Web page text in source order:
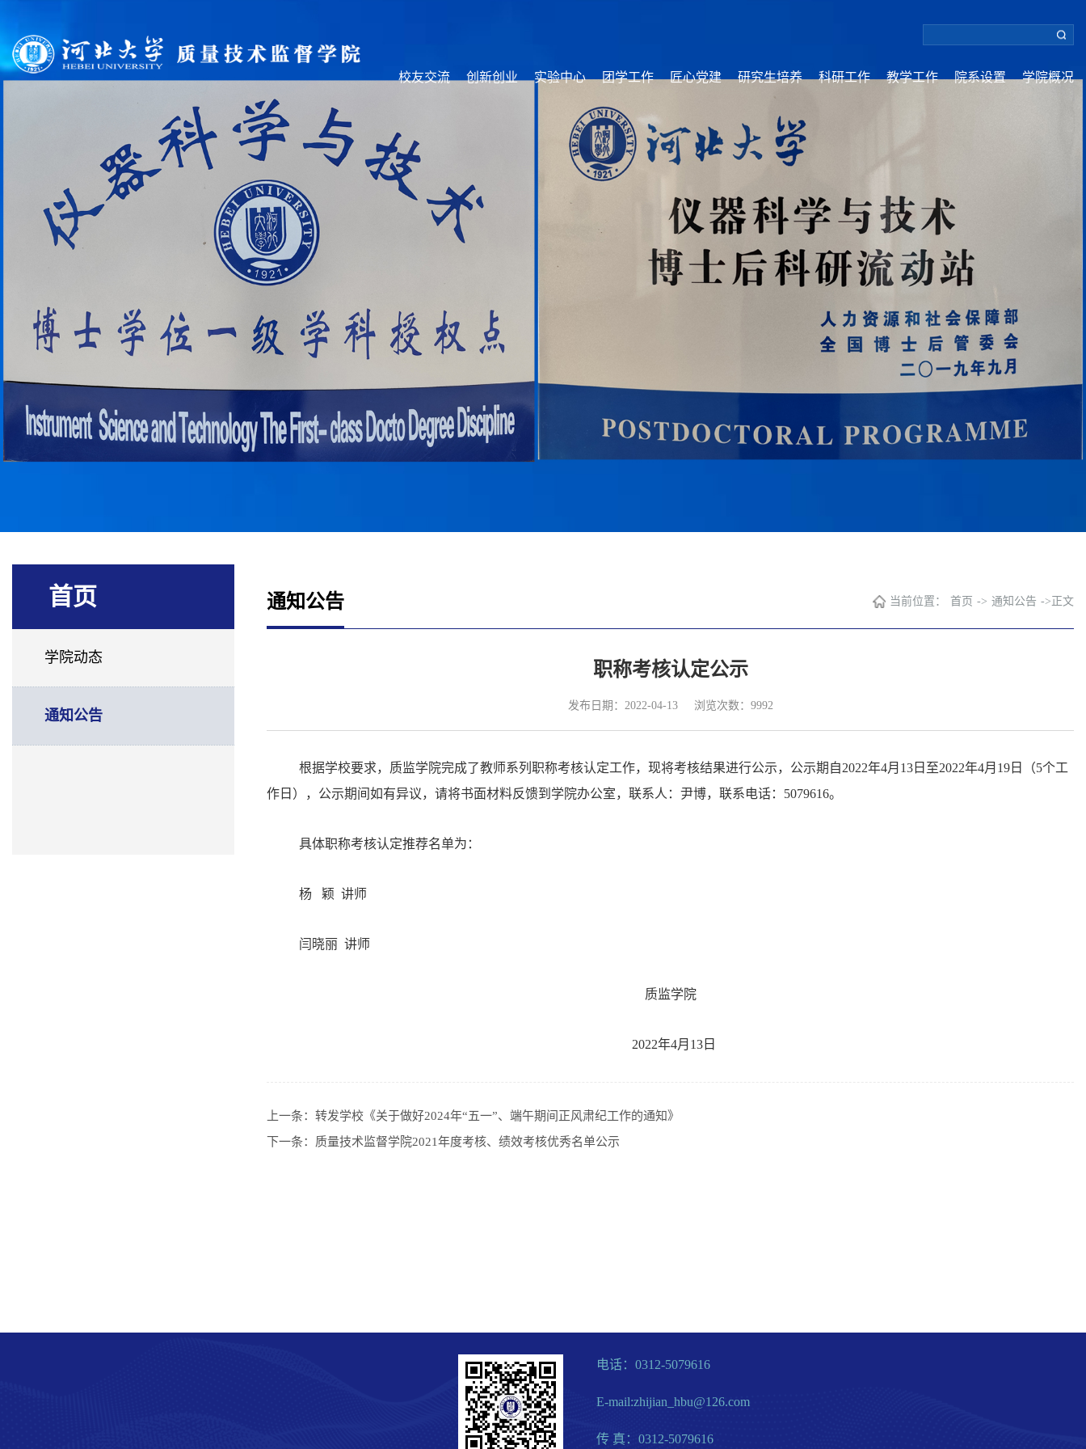
学院概况
院系设置
教学工作
科研工作
研究生培养
匠心党建
团学工作
实验中心
创新创业
校友交流
首页
学院动态
通知公告
通知公告 当前位置： 首页 -> 通知公告 -> 正文
职称考核认定公示
发布日期：2022-04-13 浏览次数： 9992
根据学校要求，质监学院完成了教师系列职称考核认定工作，现将考核结果进行公示，公示期 自2022年4月13 日 至2022年4月19 日（5个工
作日），公示期间如有异议，请将书面材料反馈到学院办公室，联系人：尹博，联系电话：5079616。
具体职称考核认定推荐名单为：
杨 颖 讲师
闫晓丽 讲师
质监学院
2022年4月13日
上一条： 转发学校《关于做好2024年“五一”、端午期间正风肃纪工作的通知》
下一条： 质量技术监督学院2021年度考核、绩效考核优秀名单公示
电话：0312-5079616
E-mail:zhijian_hbu@126.com
传 真：0312-5079616